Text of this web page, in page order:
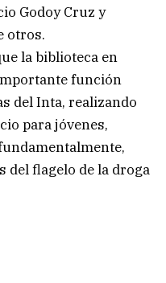
Godoy Cruz y
otros.
la biblioteca en
función
del Inta, realizando
para jóvenes,
del flagelo de la droga